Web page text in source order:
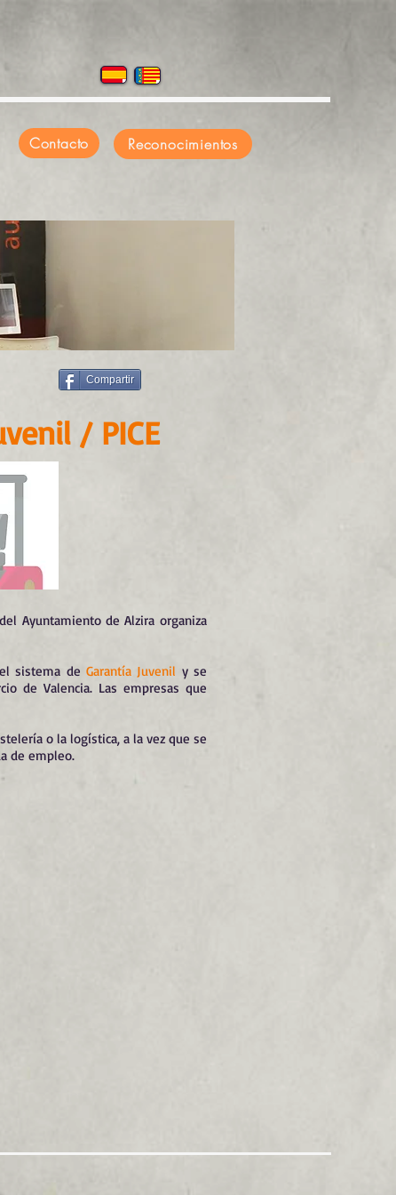
Contacto Reconocimientos
Compartir
Ayuntamiento de Alzira organiza
sistema de Garantía Juvenil y se
de Valencia. Las empresas que
o la logística, a la vez que se
de empleo.
/ PICE